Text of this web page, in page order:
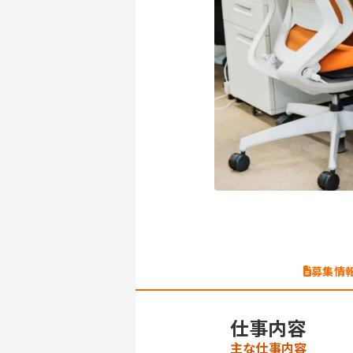
募集情
仕事内容
主な仕事内容